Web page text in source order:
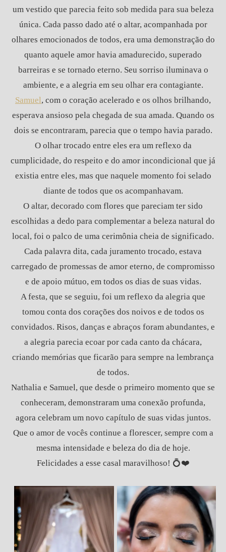
um vestido que parecia feito sob medida para sua beleza
única. Cada passo dado até o altar, acompanhada por
olhares emocionados de todos, era uma demonstração do
quanto aquele amor havia amadurecido, superado
barreiras e se tornado eterno. Seu sorriso iluminava o
ambiente, e a alegria em seu olhar era contagiante.
Samuel, com o coração acelerado e os olhos brilhando,
esperava ansioso pela chegada de sua amada. Quando os
dois se encontraram, parecia que o tempo havia parado.
O olhar trocado entre eles era um reflexo da
cumplicidade, do respeito e do amor incondicional que já
existia entre eles, mas que naquele momento foi selado
diante de todos que os acompanhavam.
O altar, decorado com flores que pareciam ter sido
escolhidas a dedo para complementar a beleza natural do
local, foi o palco de uma cerimônia cheia de significado.
Cada palavra dita, cada juramento trocado, estava
carregado de promessas de amor eterno, de compromisso
e de apoio mútuo, em todos os dias de suas vidas.
A festa, que se seguiu, foi um reflexo da alegria que
tomou conta dos corações dos noivos e de todos os
convidados. Risos, danças e abraços foram abundantes, e
a alegria parecia ecoar por cada canto da chácara,
criando memórias que ficarão para sempre na lembrança
de todos.
Nathalia e Samuel, que desde o primeiro momento que se
conheceram, demonstraram uma conexão profunda,
agora celebram um novo capítulo de suas vidas juntos.
Que o amor de vocês continue a florescer, sempre com a
mesma intensidade e beleza do dia de hoje.
Felicidades a esse casal maravilhoso! 💍❤️